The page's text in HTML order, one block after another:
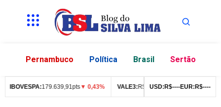
Pernambuco Política Brasil Sertão
IBOVESPA:179.639,91pts▼ 0,43% VALE3:R$76,99▼ 2,49% ITUB4:R$
USD: R$----EUR: R$----